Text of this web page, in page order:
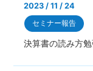
2023 / 11 / 24
セミナー報告
決算書の読み方